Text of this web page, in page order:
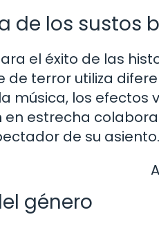
de los sustos
el éxito de las
de terror utiliza
música, los efectos
estrecha
de su asiento.
género